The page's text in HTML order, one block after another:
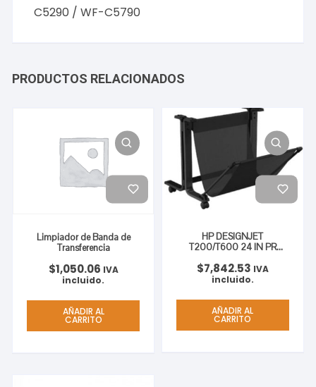
C5290 / WF-C5790
PRODUCTOS RELACIONADOS
Limpiador de Banda de
Transferencia
$1,050.06 IVA
incluido.
AÑADIR AL
CARRITO
HP DESIGNJET
T200/T600 24 IN PR
$7,842.53 IVA
incluido.
AÑADIR AL
CARRITO